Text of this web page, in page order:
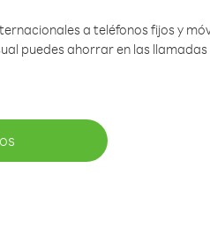
a teléfonos fijos y
puedes ahorrar en las